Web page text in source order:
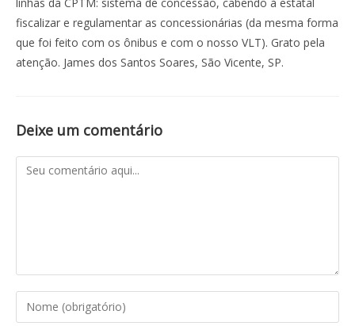
fiscalizar e regulamentar as concessionárias (da mesma forma
que foi feito com os ônibus e com o nosso VLT). Grato pela
atenção. James dos Santos Soares, São Vicente, SP.
Deixe um comentário